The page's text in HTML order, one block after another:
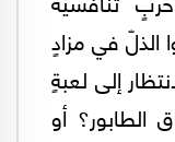
الذلّ في مزادٍ
إلى لعبةٍ
الطابور؟ أو